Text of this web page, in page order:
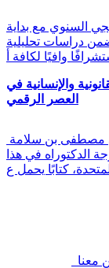
السنوي مع بداية
وتضمن دراسات تحليلية
وافيًا لكافة أ
والإنسانية في
العصر الرقمي
الدكتوراه في هذا
كتابًا يحمل ع
معنا